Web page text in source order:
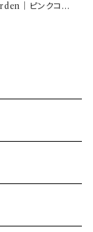
｜ピンクコバ
on クォーツ ペン
ルドフィルド）｜